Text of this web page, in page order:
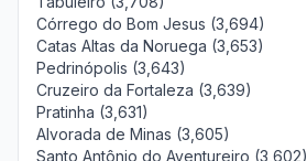
Córrego do Bom Jesus (3,694)
Catas Altas da Noruega (3,653)
Pedrinópolis (3,643)
Cruzeiro da Fortaleza (3,639)
Pratinha (3,631)
Alvorada de Minas (3,605)
Santo Antônio do Aventureiro (3,602)